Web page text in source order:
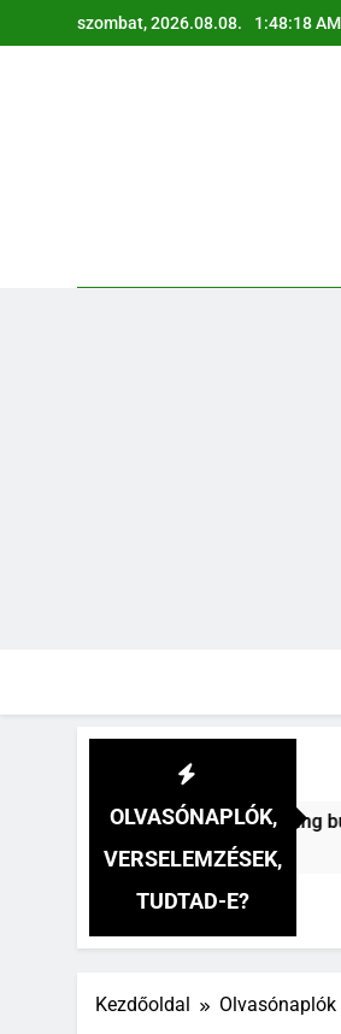
a
szombat, 2026.08.08. 1:48:19 AM
OLVASÓNAPLÓK,
VERSELEMZÉSEK,
TUDTAD-E?
A fársáng búcsúzó szavai
Kezdőoldal Olvasónaplók